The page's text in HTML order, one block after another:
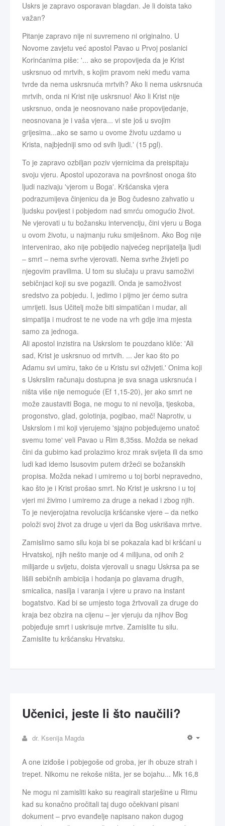
Uskrs je zapravo osporavan blagdan. Je li doista tako
važan?
Pitanje zapravo nije ni suvremeno ni originalno. U
Novome zavjetu već apostol Pavao u Prvoj poslanici
Korinćanima piše: '... ako se propovijeda da je Krist
uskrsnuo od mrtvih, s kojim pravom neki među vama
tvrde da nema uskrsnuća mrtvih? Ako li nema uskrsnuća
mrtvih, onda ni Krist nije uskrsnuo! Ako li Krist nije
uskrsnuo, onda je neosnovano naše propovijedanje,
neosnovana je i vaša vjera... vi ste još u svojim
grijesima...ako se samo u ovome životu uzdamo u
Krista, najbjedniji smo od svih ljudi.' (15 pgl).
To je zapravo ozbiljan poziv vjernicima da preispitaju
svoju vjeru. Apostol upozorava na površnost onoga što
ljudi nazivaju 'vjerom u Boga'. Kršćanska vjera
podrazumijeva činjenicu da je Bog čudesno zahvatio u
ljudsku povijest i pobjedom nad smrću omogućio život.
Ne vjerovati u tu božansku intervenciju, čini vjeru u Boga
u ovom životu, u najmanju ruku smiješnom. Ako Bog nije
intervenirao, ako nije pobijedio najvećeg neprijatelja ljudi
– smrt – nema svrhe vjerovati. Nema svrhe živjeti po
njegovim pravilima. U tom su slučaju u pravu samoživi
sebičnjaci koji su sve pogazili. Onda je samoživost
sredstvo za pobjedu. I, jedimo i pijmo jer ćemo sutra
umrijeti. Isus Učitelj može biti simpatičan i mudar, ali
simpatija i mudrost te ne vode na vrh gdje ima mjesta
samo za jednoga.
Ali apostol inzistira na Uskrslom te pouzdano kliče: 'Ali
sad, Krist je uskrsnuo od mrtvih. ... Jer kao što po
Adamu svi umiru, tako će u Kristu svi oživjeti.' Onima koji
s Uskrslim računaju dostupna je sva snaga uskrsnuća i
ništa više nije nemoguće (Ef 1,15-20), jer ako smrt ne
može zaustaviti Boga, ne mogu to ni nevolja, tjeskoba,
progonstvo, glad, golotinja, pogibao, mač! Naprotiv, u
Uskrslom i mi koji vjerujemo 'sjajno pobjeđujemo unatoč
svemu tome' veli Pavao u Rim 8,35ss. Možda se nekad
čini da gubimo kad prolazimo kroz mrak svijeta ili da smo
ludi kad idemo Isusovim putem držeći se božanskih
propisa. Možda nekad i umiremo u toj borbi nepravedno,
kao što je i Krist prošao smrt. No Krist je uskrsno i u toj
vjeri mi živimo i umiremo za druge a nekad i zbog njih.
To je nevjerojatna revolucija kršćanske vjere – da netko
položi svoj život za druge u vjeri da Bog uskrišava mrtve.
Zamislimo samo silu koja bi se pokazala kad bi kršćani u
Hrvatskoj, njih nešto manje od 4 milijuna, od onih 2
milijarde u svijetu, doista vjerovali u snagu Uskrsa pa se
lišili sebičnih ambicija i hodanja po glavama drugih,
smicalica, nasilja i varanja i vjere u pravo na instant
bogatstvo. Kad bi se umjesto toga žrtvovali za druge do
kraja bez obzira na cijenu – jer vjeruju da njihov Bog
pobjeđuje smrt i uskrisuje mrtve. Zamislite tu silu.
Zamislite tu kršćansku Hrvatsku.
Učenici, jeste li što naučili?
dr. Ksenija Magda
A one iziđoše i pobjegoše od groba, jer ih obuze strah i
trepet. Nikomu ne rekoše ništa, jer se bojahu... Mk 16,8
Ne mogu ni zamisliti kako su reagirali starješine u Rimu
kad su konačno pročitali taj dugo očekivani pisani
dokument – prvo evanđelje napisano nakon dugog